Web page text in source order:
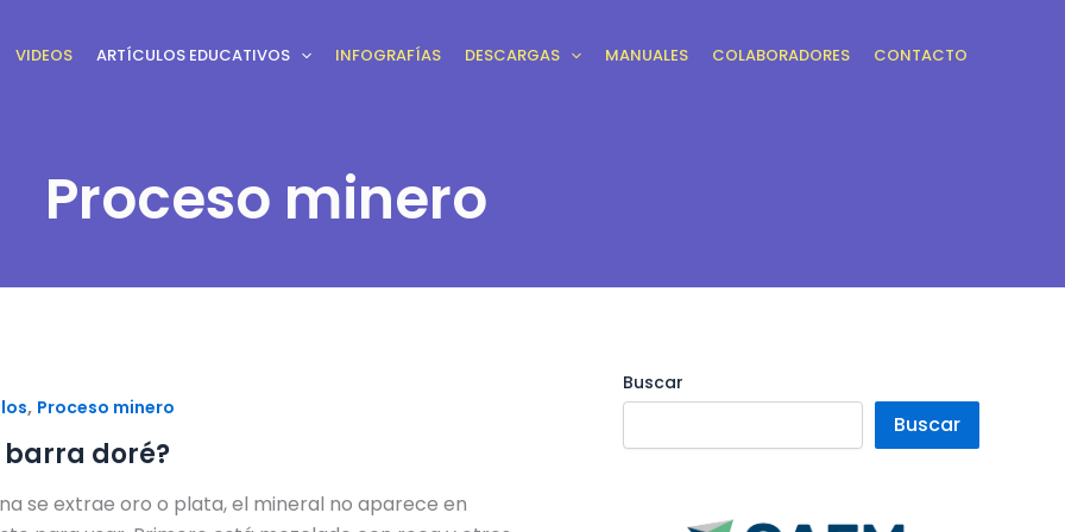
VIDEOS ARTÍCULOS EDUCATIVOS INFOGRAFÍAS DESCARGAS MANUALES COLABORADORES CONTACTO
Proceso minero
, Proceso minero
barra doré?
se extrae oro o plata, el mineral no aparece en
Buscar
Buscar